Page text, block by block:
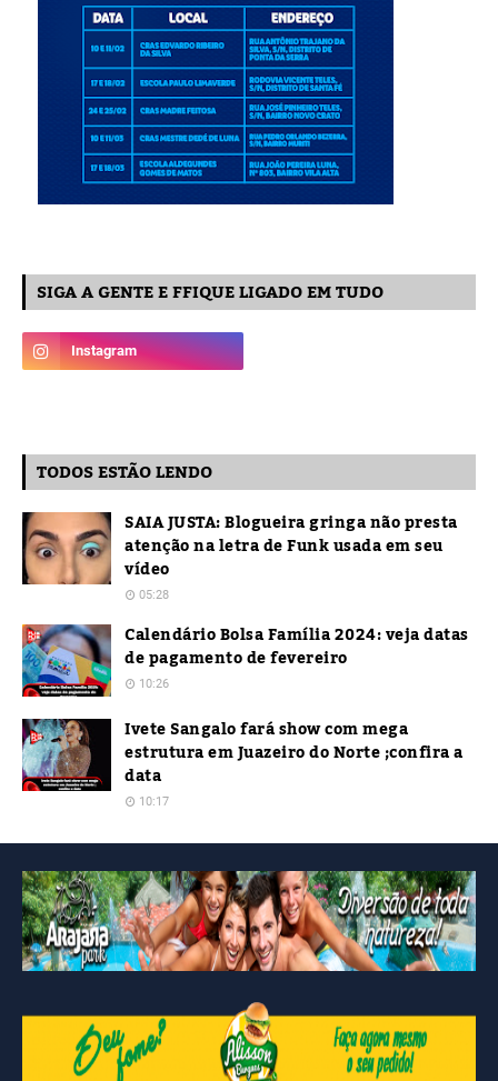
SIGA A GENTE E FFIQUE LIGADO EM TUDO
TODOS ESTÃO LENDO
SAIA JUSTA: Blogueira gringa não presta
atenção na letra de Funk usada em seu
vídeo
05:28
Calendário Bolsa Família 2024: veja datas
de pagamento de fevereiro
10:26
Ivete Sangalo fará show com mega
estrutura em Juazeiro do Norte ;confira a
data
10:17